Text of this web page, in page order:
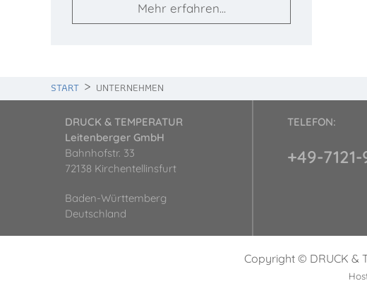
Mehr erfahren...
START UNTERNEHMEN
DRUCK & TEMPERATUR
Leitenberger GmbH
Bahnhofstr. 33
72138 Kirchentellinsfurt
Baden-Württemberg
Deutschland
TELEFON:
+49-
Copyright © DRUCK &